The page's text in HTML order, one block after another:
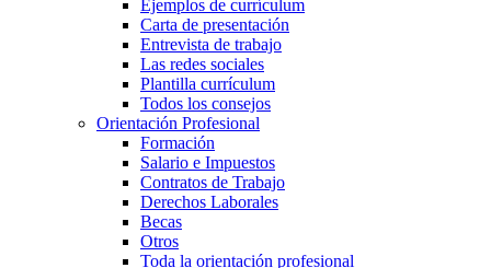
Ejemplos de currículum
Carta de presentación
Entrevista de trabajo
Las redes sociales
Plantilla currículum
Todos los consejos
Orientación Profesional
Formación
Salario e Impuestos
Contratos de Trabajo
Derechos Laborales
Becas
Otros
Toda la orientación profesional